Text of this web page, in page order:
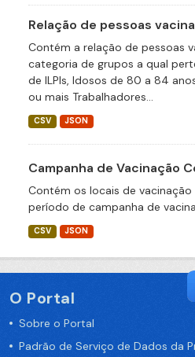
Relação de pessoas
Contém a relação de pessoas
categoria de grupos a qual
de ILPIs, Idosos de 80 a 84
ou mais Trabalhadores...
CSV JSON
Campanha de Vacinação
Contém os locais de
período de campanha de
CSV JSON
O Portal
Sobre o Portal
Padrão de Serviço de Dados da